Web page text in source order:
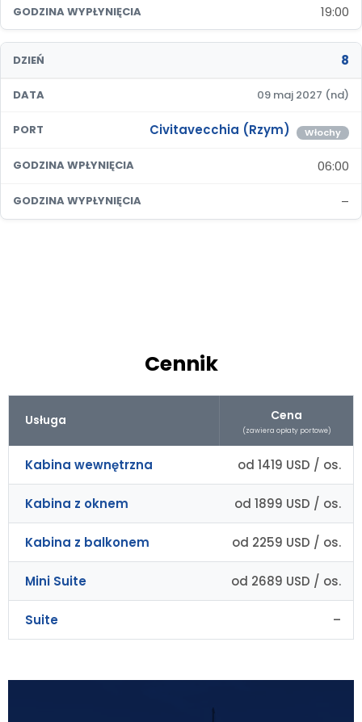
GODZINA WYPŁYNIĘCIA 19:00
DZIEŃ 8
DATA 09 maj 2027 (nd)
PORT Civitavecchia (Rzym) Włochy
GODZINA WPŁYNIĘCIA 06:00
GODZINA WYPŁYNIĘCIA –
Cennik
Usługa Cena
(zawiera opłaty portowe)
Kabina wewnętrzna od 1419 USD / os.
Kabina z oknem od 1899 USD / os.
Kabina z balkonem od 2259 USD / os.
Mini Suite od 2689 USD / os.
Suite –